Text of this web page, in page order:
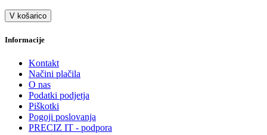
V košarico
Informacije
Kontakt
Načini plačila
O nas
Podatki podjetja
Piškotki
Pogoji poslovanja
PRECIZ IT - podpora